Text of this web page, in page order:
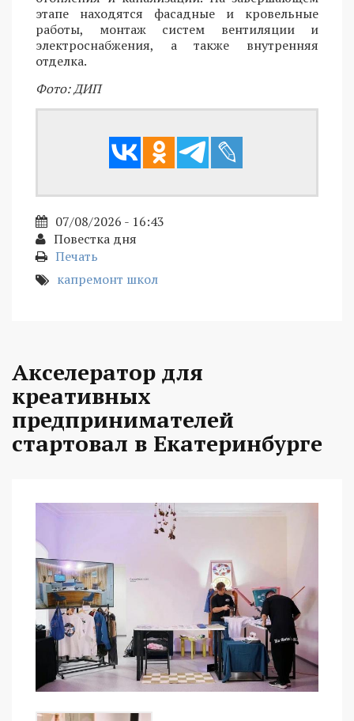
этапе находятся фасадные и кровельные
работы, монтаж систем вентиляции и
электроснабжения, а также внутренняя
отделка.
Фото: ДИП
07/08/2026 - 16:43
Повестка дня
Печать
капремонт школ
Акселератор для
креативных
предпринимателей
стартовал в Екатеринбурге